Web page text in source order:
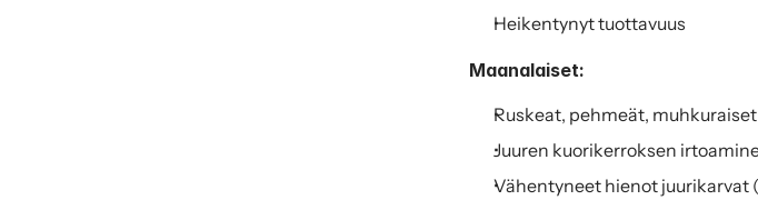
Heikentynyt tuottavuus
Maanalaiset:
Ruskeat, pehmeät,
Juuren kuorikerroksen
Vähentyneet hienot juurikarvat